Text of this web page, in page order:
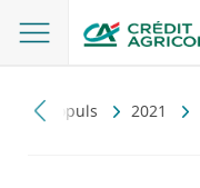
Makropuls 2021